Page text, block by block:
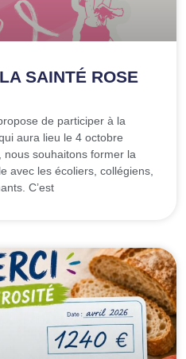
SAINTÉ ROSE
de participer à la
aura lieu le 4 octobre
nous souhaitons former la
avec les écoliers, collégiens,
C’est